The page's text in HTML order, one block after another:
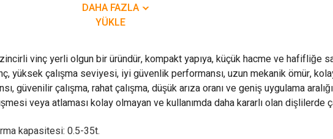
DAHA FAZLA
YÜKLE
vinç yerli olgun bir üründür, kompakt yapıya, küçük hacme ve hafifliğe
yüksek çalışma seviyesi, iyi güvenlik performansı, uzun mekanik ömür,
güvenilir çalışma, rahat çalışma, düşük arıza oranı ve geniş uygulama
veya atlaması kolay olmayan ve kullanımda daha kararlı olan dişlilerde
kapasitesi: 0.5-35t.